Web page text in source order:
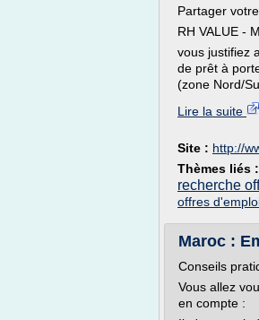
Partager
RH VALUE -
vous justifiez
de prêt à
(zone Nord/
Lire la suite
Site : http://
Thèmes liés :
recherche
offres
Maroc :
Conseils
Vous allez
en compte :